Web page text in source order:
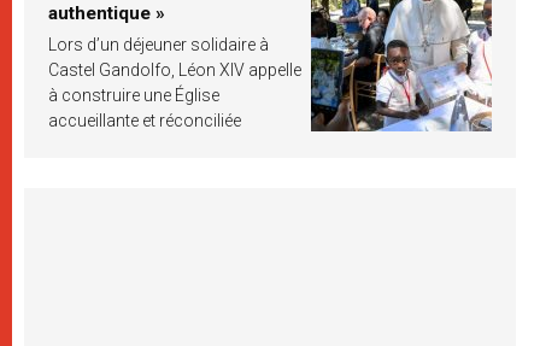
authentique »
Lors d’un déjeuner solidaire à
Castel Gandolfo, Léon XIV appelle
à construire une Église
accueillante et réconciliée